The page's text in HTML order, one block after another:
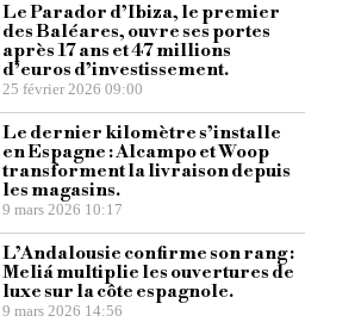
Le Parador d’Ibiza, le premier
des Baléares, ouvre ses portes
après 17 ans et 47 millions
d’euros d’investissement.
25 février 2026 09:00
Le dernier kilomètre s’installe
en Espagne : Alcampo et Woop
transforment la livraison depuis
les magasins.
9 mars 2026 10:17
L’Andalousie confirme son rang :
Meliá multiplie les ouvertures de
luxe sur la côte espagnole.
9 mars 2026 14:56